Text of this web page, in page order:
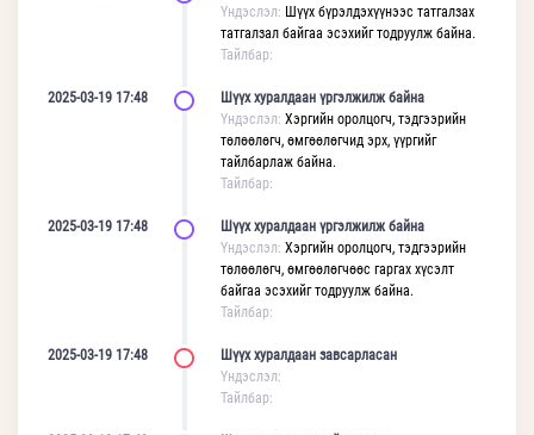
Үндэслэл: Шүүх бүрэлдэхүүнээс татгалзах
татгалзал байгаа эсэхийг тодруулж байна.
Тайлбар:
2025-03-19 17:48
Шүүх хуралдаан үргэлжилж байна
Үндэслэл: Хэргийн оролцогч, тэдгээрийн
төлөөлөгч, өмгөөлөгчид эрх, үүргийг
тайлбарлаж байна.
Тайлбар:
2025-03-19 17:48
Шүүх хуралдаан үргэлжилж байна
Үндэслэл: Хэргийн оролцогч, тэдгээрийн
төлөөлөгч, өмгөөлөгчөөс гаргах хүсэлт
байгаа эсэхийг тодруулж байна.
Тайлбар:
2025-03-19 17:48
Шүүх хуралдаан завсарласан
Үндэслэл:
Тайлбар: